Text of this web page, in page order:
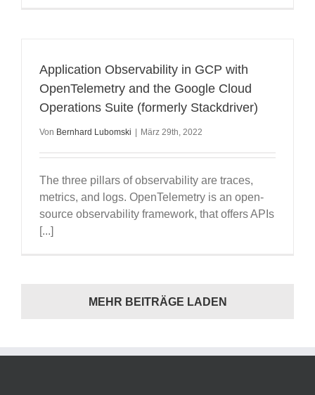
Application Observability in GCP with
OpenTelemetry and the Google Cloud
Operations Suite (formerly Stackdriver)
Von Bernhard Lubomski März 29th, 2022
The three pillars of observability are traces,
metrics, and logs. OpenTelemetry is an open-
source observability framework, that offers APIs
[...]
MEHR BEITRÄGE LADEN